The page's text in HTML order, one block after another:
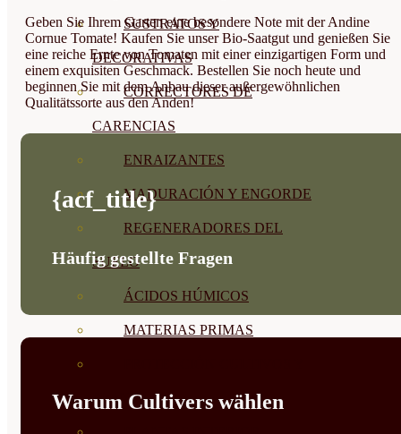
SUSTRATOS Y
DECORATIVAS
CORRECTORES DE
CARENCIAS
ENRAIZANTES
MADURACIÓN Y ENGORDE
REGENERADORES DEL
SUELO
ÁCIDOS HÚMICOS
MATERIAS PRIMAS
PLANTAS
Geben Sie Ihrem Garten eine besondere Note mit der Andine
Cornue Tomate! Kaufen Sie unser Bio-Saatgut und genießen Sie
eine reiche Ernte von Tomaten mit einer einzigartigen Form und
einem exquisiten Geschmack. Bestellen Sie noch heute und
beginnen Sie mit dem Anbau dieser außergewöhnlichen
Qualitätssorte aus den Anden!
{acf_title}
Häufig gestellte Fragen
Warum Cultivers wählen